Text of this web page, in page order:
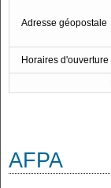
Adresse géopostale
Horaires d'ouverture
AFPA